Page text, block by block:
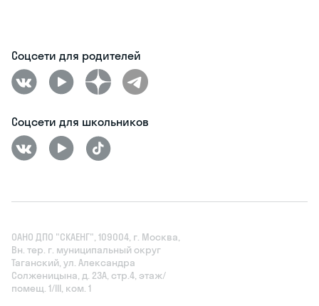
Соцсети для родителей
Соцсети для школьников
ОАНО ДПО "СКАЕНГ", 109004, г. Москва,
Вн. тер. г. муниципальный округ
Таганский, ул. Александра
Солженицына, д. 23А, стр.4, этаж/
помещ. 1/III, ком. 1